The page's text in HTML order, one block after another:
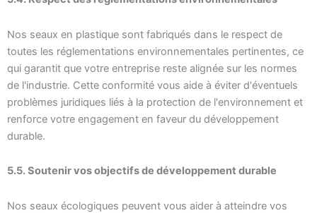
Nos seaux en plastique sont fabriqués dans le respect de
toutes les réglementations environnementales pertinentes, ce
qui garantit que votre entreprise reste alignée sur les normes
de l'industrie. Cette conformité vous aide à éviter d'éventuels
problèmes juridiques liés à la protection de l'environnement et
renforce votre engagement en faveur du développement
durable.
5.5. Soutenir vos objectifs de développement durable
Nos seaux écologiques peuvent vous aider à atteindre vos